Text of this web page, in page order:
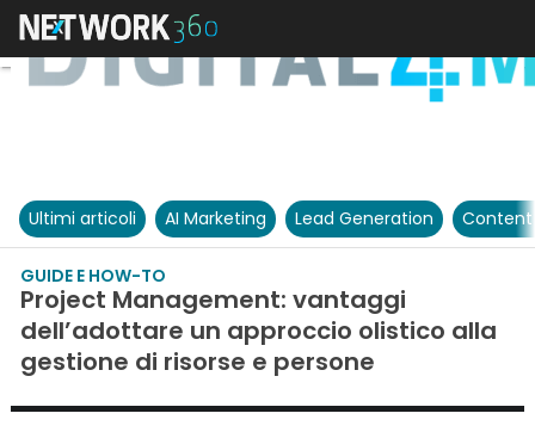
Ultimi articoli AI Marketing Lead Generation
GUIDE E HOW-TO
Project Management: vantaggi
dell’adottare un approccio olistico alla
gestione di risorse e persone